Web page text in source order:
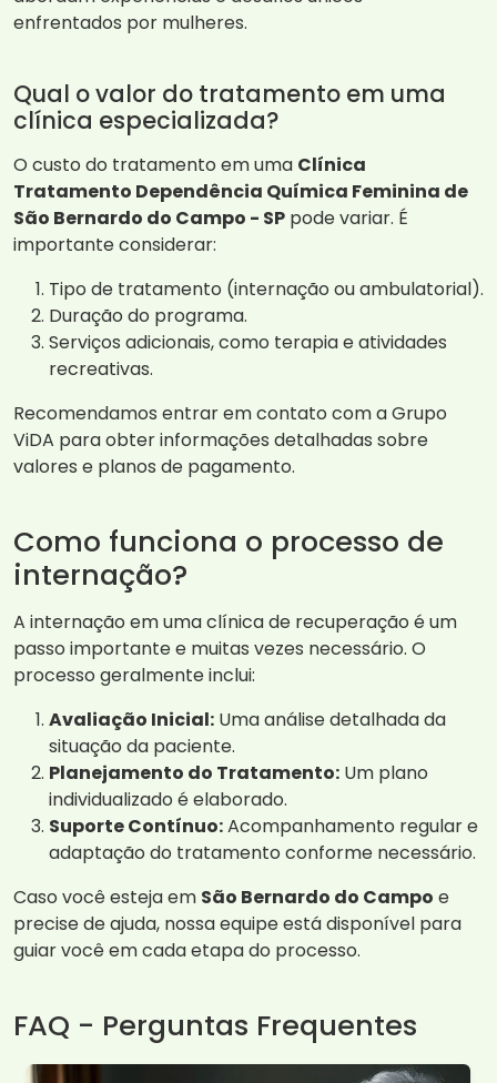
enfrentados por mulheres.
Qual o valor do tratamento em uma
clínica especializada?
O custo do tratamento em uma Clínica
Tratamento Dependência Química Feminina de
São Bernardo do Campo - SP pode variar. É
importante considerar:
Tipo de tratamento (internação ou ambulatorial).
Duração do programa.
Serviços adicionais, como terapia e atividades
recreativas.
Recomendamos entrar em contato com a Grupo
ViDA para obter informações detalhadas sobre
valores e planos de pagamento.
Como funciona o processo de
internação?
A internação em uma clínica de recuperação é um
passo importante e muitas vezes necessário. O
processo geralmente inclui:
Avaliação Inicial: Uma análise detalhada da
situação da paciente.
Planejamento do Tratamento: Um plano
individualizado é elaborado.
Suporte Contínuo:Acompanhamento regular e
adaptação do tratamento conforme necessário.
Caso você esteja em São Bernardo do Campo e
precise de ajuda, nossa equipe está disponível para
guiar você em cada etapa do processo.
FAQ - Perguntas Frequentes